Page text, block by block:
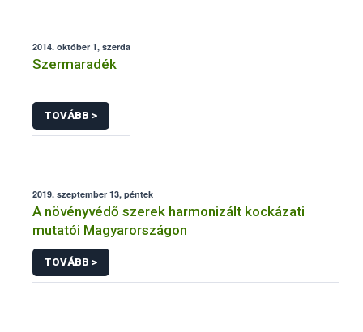
2014. október 1, szerda
Szermaradék
TOVÁBB >
2019. szeptember 13, péntek
A növényvédő szerek harmonizált kockázati
mutatói Magyarországon
TOVÁBB >